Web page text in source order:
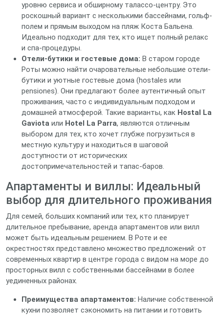
уровню сервиса и обширному талассо-центру. Это
роскошный вариант с несколькими бассейнами, гольф-
полем и прямым выходом на пляж Коста Бальена.
Идеально подходит для тех, кто ищет полный релакс
и спа-процедуры.
Отели-бутики и гостевые дома: В старом городе
Роты можно найти очаровательные небольшие отели-
бутики и уютные гостевые дома (hostales или
pensiones). Они предлагают более аутентичный опыт
проживания, часто с индивидуальным подходом и
домашней атмосферой. Такие варианты, как Hostal La
Gaviota или Hotel La Parra, являются отличным
выбором для тех, кто хочет глубже погрузиться в
местную культуру и находиться в шаговой
доступности от исторических
достопримечательностей и тапас-баров.
Апартаменты и виллы: Идеальный
выбор для длительного проживания
Для семей, больших компаний или тех, кто планирует
длительное пребывание, аренда апартаментов или вилл
может быть идеальным решением. В Роте и ее
окрестностях представлено множество предложений: от
современных квартир в центре города с видом на море до
просторных вилл с собственными бассейнами в более
уединенных районах.
Преимущества апартаментов: Наличие собственной
кухни позволяет сэкономить на питании и готовить